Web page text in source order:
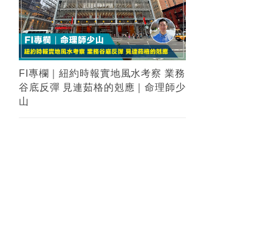
FI專欄｜紐約時報實地風水考察 業務
谷底反彈 見連茹格的剋應｜命理師少
山